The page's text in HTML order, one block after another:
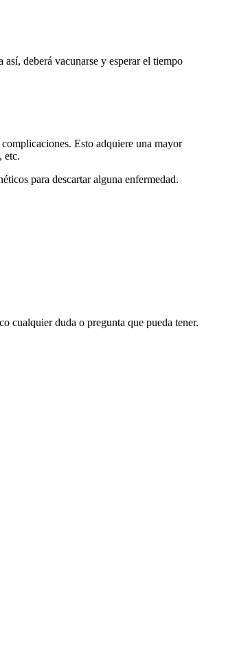
deberá vacunarse y esperar el tiempo
Esto adquiere una mayor
etc.
para descartar alguna enfermedad.
cualquier duda o pregunta que pueda tener.